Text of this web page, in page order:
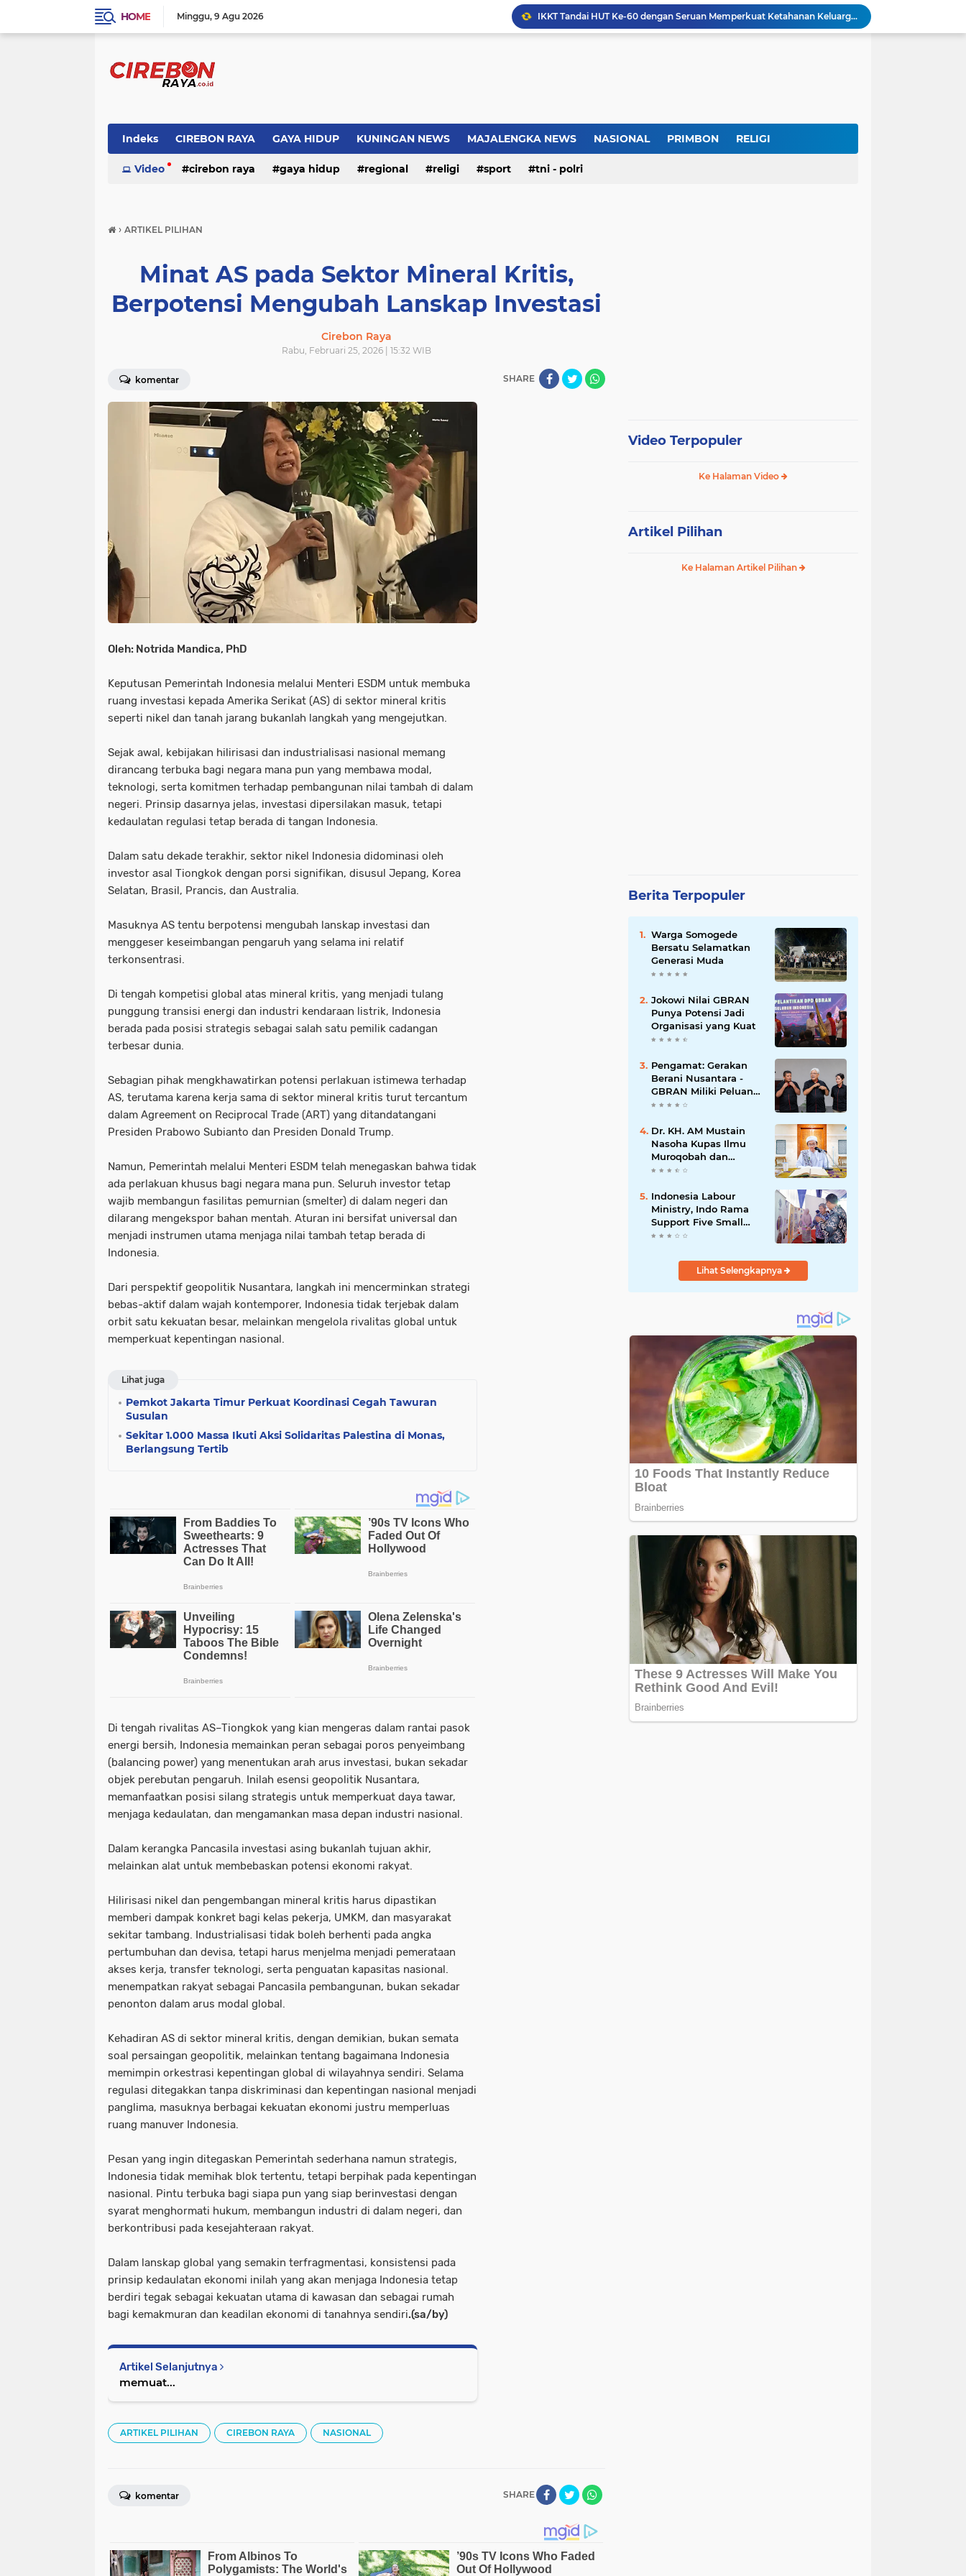
HOME Minggu 9 Agu 2026
IKKT Tandai HUT Ke-60 dengan Seruan Memperkuat Ketahanan Keluarga TNI
Warga Somogede Bersatu Selamatkan Generasi Muda
Jokowi Nilai GBRAN Punya Potensi Jadi Organisasi yang Kuat
Indeks CIREBON RAYA GAYA HIDUP KUNINGAN NEWS MAJALENGKA NEWS NASIONAL PRIMBON RELIGI
Video cirebon raya gaya hidup regional religi sport tni - polri
› ARTIKEL PILIHAN
Minat AS pada Sektor Mineral Kritis,
Berpotensi Mengubah Lanskap Investasi
Cirebon Raya
Rabu, Februari 25, 2026 | 15:32 WIB
komentar SHARE
Oleh: Notrida Mandica, PhD
Keputusan Pemerintah Indonesia melalui Menteri ESDM untuk membuka
ruang investasi kepada Amerika Serikat (AS) di sektor mineral kritis
seperti nikel dan tanah jarang bukanlah langkah yang mengejutkan.
Sejak awal, kebijakan hilirisasi dan industrialisasi nasional memang
dirancang terbuka bagi negara mana pun yang membawa modal,
teknologi, serta komitmen terhadap pembangunan nilai tambah di dalam
negeri. Prinsip dasarnya jelas, investasi dipersilakan masuk, tetapi
kedaulatan regulasi tetap berada di tangan Indonesia.
Dalam satu dekade terakhir, sektor nikel Indonesia didominasi oleh
investor asal Tiongkok dengan porsi signifikan, disusul Jepang, Korea
Selatan, Brasil, Prancis, dan Australia.
Masuknya AS tentu berpotensi mengubah lanskap investasi dan
menggeser keseimbangan pengaruh yang selama ini relatif
terkonsentrasi.
Di tengah kompetisi global atas mineral kritis, yang menjadi tulang
punggung transisi energi dan industri kendaraan listrik, Indonesia
berada pada posisi strategis sebagai salah satu pemilik cadangan
terbesar dunia.
Sebagian pihak mengkhawatirkan potensi perlakuan istimewa terhadap
AS, terutama karena kerja sama di sektor mineral kritis turut tercantum
dalam Agreement on Reciprocal Trade (ART) yang ditandatangani
Presiden Prabowo Subianto dan Presiden Donald Trump.
Namun, Pemerintah melalui Menteri ESDM telah menegaskan bahwa tidak
ada perlakuan khusus bagi negara mana pun. Seluruh investor tetap
wajib membangun fasilitas pemurnian (smelter) di dalam negeri dan
dilarang mengekspor bahan mentah. Aturan ini bersifat universal dan
menjadi instrumen utama menjaga nilai tambah tetap berada di
Indonesia.
Dari perspektif geopolitik Nusantara, langkah ini mencerminkan strategi
bebas-aktif dalam wajah kontemporer, Indonesia tidak terjebak dalam
orbit satu kekuatan besar, melainkan mengelola rivalitas global untuk
memperkuat kepentingan nasional.
Lihat juga
Pemkot Jakarta Timur Perkuat Koordinasi Cegah Tawuran
Susulan
Sekitar 1.000 Massa Ikuti Aksi Solidaritas Palestina di Monas,
Berlangsung Tertib
Di tengah rivalitas AS–Tiongkok yang kian mengeras dalam rantai pasok
energi bersih, Indonesia memainkan peran sebagai poros penyeimbang
(balancing power) yang menentukan arah arus investasi, bukan sekadar
objek perebutan pengaruh. Inilah esensi geopolitik Nusantara,
memanfaatkan posisi silang strategis untuk memperkuat daya tawar,
menjaga kedaulatan, dan mengamankan masa depan industri nasional.
Dalam kerangka Pancasila investasi asing bukanlah tujuan akhir,
melainkan alat untuk membebaskan potensi ekonomi rakyat.
Hilirisasi nikel dan pengembangan mineral kritis harus dipastikan
memberi dampak konkret bagi kelas pekerja, UMKM, dan masyarakat
sekitar tambang. Industrialisasi tidak boleh berhenti pada angka
pertumbuhan dan devisa, tetapi harus menjelma menjadi pemerataan
akses kerja, transfer teknologi, serta penguatan kapasitas nasional.
menempatkan rakyat sebagai Pancasila pembangunan, bukan sekadar
penonton dalam arus modal global.
Kehadiran AS di sektor mineral kritis, dengan demikian, bukan semata
soal persaingan geopolitik, melainkan tentang bagaimana Indonesia
memimpin orkestrasi kepentingan global di wilayahnya sendiri. Selama
regulasi ditegakkan tanpa diskriminasi dan kepentingan nasional menjadi
panglima, masuknya berbagai kekuatan ekonomi justru memperluas
ruang manuver Indonesia.
Pesan yang ingin ditegaskan Pemerintah sederhana namun strategis,
Indonesia tidak memihak blok tertentu, tetapi berpihak pada kepentingan
nasional. Pintu terbuka bagi siapa pun yang siap berinvestasi dengan
syarat menghormati hukum, membangun industri di dalam negeri, dan
berkontribusi pada kesejahteraan rakyat.
Dalam lanskap global yang semakin terfragmentasi, konsistensi pada
prinsip kedaulatan ekonomi inilah yang akan menjaga Indonesia tetap
berdiri tegak sebagai kekuatan utama di kawasan dan sebagai rumah
bagi kemakmuran dan keadilan ekonomi di tanahnya sendiri.(sa/by)
Artikel Selanjutnya
memuat...
ARTIKEL PILIHAN CIREBON RAYA NASIONAL
SHARE
komentar
Video Terpopuler
Ke Halaman Video
Artikel Pilihan
Ke Halaman Artikel Pilihan
Berita Terpopuler
Warga Somogede
Bersatu Selamatkan
Generasi Muda
Jokowi Nilai GBRAN
Punya Potensi Jadi
Organisasi yang Kuat
Pengamat: Gerakan
Berani Nusantara -
GBRAN Miliki Peluang
Membangun
Dr. KH. AM Mustain
Nasoha Kupas Ilmu
Muroqobah dan
Ma'rifatullah dalam
Ulumuddin
Indonesia Labour
Ministry, Indo Rama
Support Five Small
Businesses in West
Lihat Selengkapnya